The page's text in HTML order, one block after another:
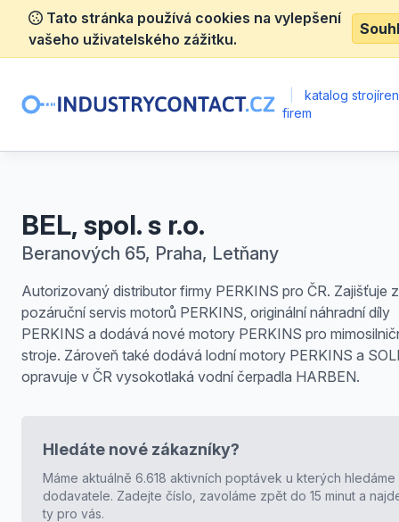
Tato stránka používá cookies na vylepšení
vašeho uživatelského zážitku.
katalog
firem
BEL, spol. s r.o.
Beranových 65, Praha, Letňany
Autorizovaný distributor firmy PERKINS pro ČR. Zajišťuje
pozáruční servis motorů PERKINS, originální náhradní díly
PERKINS a dodává nové motory PERKINS pro
stroje. Zároveň také dodává lodní motory PERKINS a
opravuje v ČR vysokotlaká vodní čerpadla HARBEN.
Hledáte nové zákazníky?
Máme aktuálně 6.618 aktivních poptávek u kterých hledáme
dodavatele. Zadejte číslo, zavoláme zpět do 15 minut a
ty pro vás.